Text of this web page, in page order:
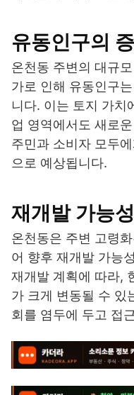
유동인구의
온천동 주변의 대규
가로 인해 유동인구
니다. 이는 토지 가치
업 영역에서도 새로
주민과 소비자 모두
으로 예상됩니다.
재개발 가능
온천동은 주변 고령
어 향후 재개발 가능
재개발 계획에 따라,
가 크게 변동될 수 있
회를 염두에 두고 접